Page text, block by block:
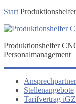
Start
Produktionshelfer
Personalmanagement
Ansprechpartner
Stellenangebote
Tarifvertrag iGZ